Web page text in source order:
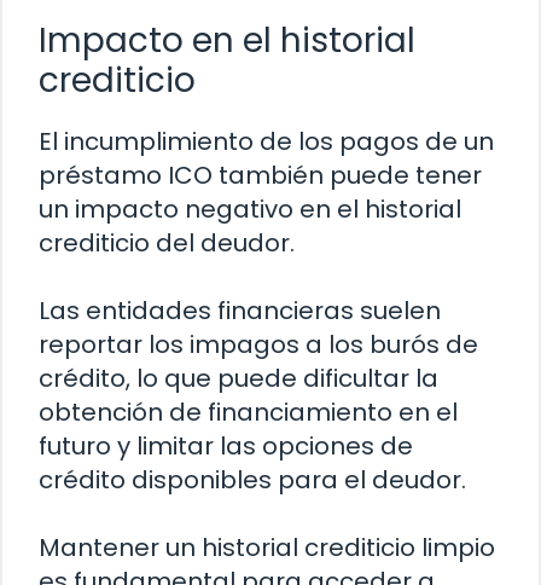
Impacto en el historial
crediticio
El incumplimiento de los pagos de un
préstamo ICO también puede tener
un impacto negativo en el historial
crediticio del deudor.
Las entidades financieras suelen
reportar los impagos a los burós de
crédito, lo que puede dificultar la
obtención de financiamiento en el
futuro y limitar las opciones de
crédito disponibles para el deudor.
Mantener un historial crediticio limpio